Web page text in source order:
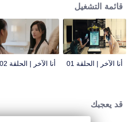
شياو شيو.
قائمة التشغيل
أنا الآخر | الحلقة 01 أنا الآخر | الحلقة 02
قد يعجبك